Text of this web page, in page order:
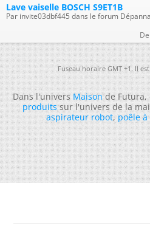
Lave vaiselle BOSCH S9ET1B
Par invite03dbf445 dans le forum
Fuseau horaire GMT +1. Il
Dans l'universMaisonde Futura,
produitssur l'univers de la
aspirateur robot,poêle